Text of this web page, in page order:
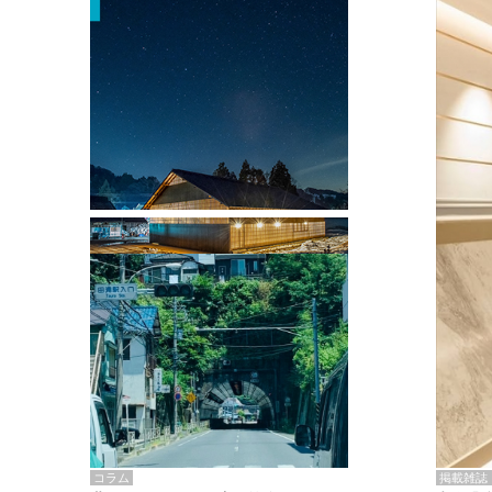
掲載雑誌
掲載雑誌・書籍
『街歩き研修「アールデコとモダニズ
ム、和風バロック」』のレポート記事が
掲載
コラム